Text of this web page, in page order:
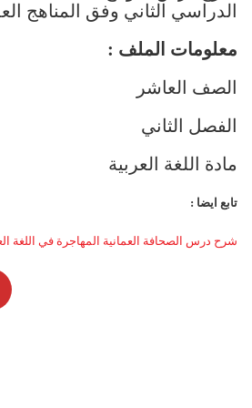
الدراسي الثاني وفق المناهج
معلومات الملف :
الصف العاشر
الفصل الثاني
مادة اللغة العربية
تابع ايضا :
شرح درس الصحافة العمانية المهاجرة في اللغة